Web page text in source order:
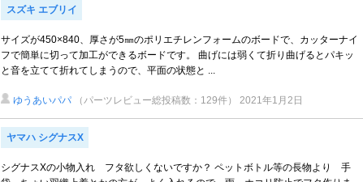
スズキ エブリイ
サイズが450×840、厚さが5㎜のポリエチレンフォームのボードで、カッターナイ
フで簡単に切って加工ができるボードです。 曲げには弱くて折り曲げるとパキッ
と音を立てて折れてしまうので、平面の状態と ...
ゆうあいパパ （パーツレビュー総投稿数：129件） 2021年1月2日
ヤマハ シグナスX
シグナスXの小物入れ フタ欲しくないですか？ ペットボトル等の長物より 手